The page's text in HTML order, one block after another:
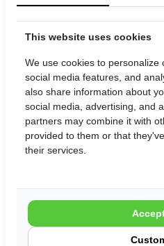
Doordat deze camper met
in de camper geen last van
de accessoires genoemd die
Denk hierbij aan de vaste
de buitenlamp onder de
Kom snel kijken naar deze
Living dealer. Met ons
complete huurcampers en
goed adviseren welke
This website uses cookies
We use cookies to personalize
social media features, and
also share information about
social media, advertising, and
partners may combine it with
provided to them or that
their services.